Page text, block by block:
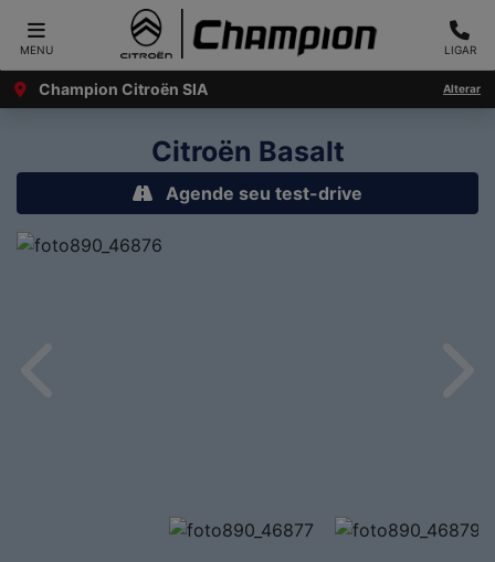
MENU LIGAR
Champion Citroën SIA Alterar
Citroën Basalt
Agende seu test-drive